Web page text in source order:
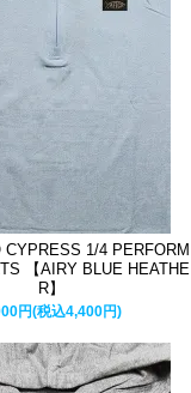
CYPRESS 1/4 PERFORM
【AIRY BLUE HEATHE
R】
円(税込4,400円)